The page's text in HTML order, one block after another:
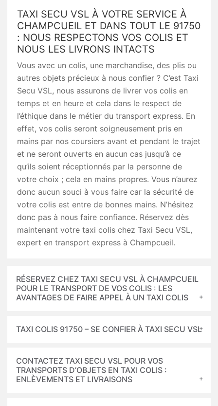
TAXI SECU VSL À VOTRE SERVICE À
CHAMPCUEIL ET DANS TOUT LE 91750
: NOUS RESPECTONS VOS COLIS ET
NOUS LES LIVRONS INTACTS
Vous avec un colis, une marchandise, des plis ou
autres objets précieux à nous confier ? C’est Taxi
Secu VSL, nous assurons de livrer vos colis en
temps et en heure et cela dans le respect de
l’éthique dans le métier du transport express. En
effet, vos colis seront soigneusement pris en
mains par nos coursiers avant et pendant le trajet
et ne seront ouverts en aucun cas jusqu’à ce
qu’ils soient réceptionnés par la personne de
votre choix ; cela en mains propres. Vous n’aurez
donc aucun souci à vous faire car la sécurité de
votre colis est entre de bonnes mains. N’hésitez
donc pas à nous faire confiance. Réservez dès
maintenant votre taxi colis chez Taxi Secu VSL,
expert en transport express à Champcueil.
RÉSERVEZ CHEZ TAXI SECU VSL À CHAMPCUEIL
POUR LE TRANSPORT DE VOS COLIS : LES
AVANTAGES DE FAIRE APPEL À UN TAXI COLIS
TAXI COLIS 91750 – SE CONFIER À TAXI SECU VSL
CONTACTEZ TAXI SECU VSL POUR VOS
TRANSPORTS D’OBJETS EN TAXI COLIS :
ENLÈVEMENTS ET LIVRAISONS